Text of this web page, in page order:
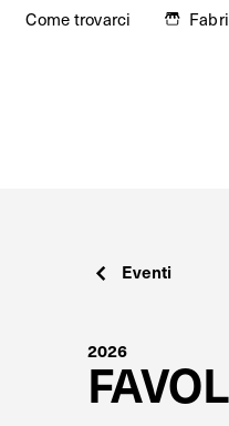
Come trovarci
Eventi
2026